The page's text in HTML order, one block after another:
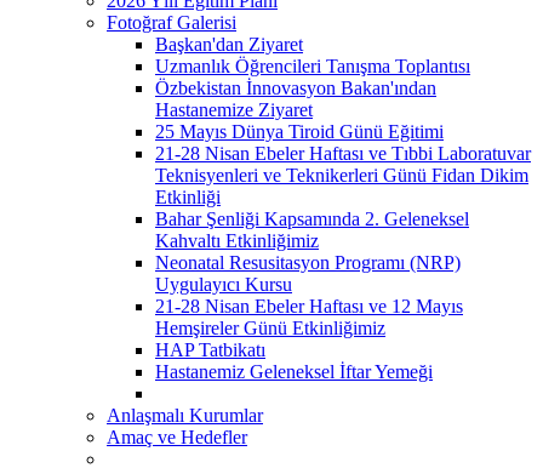
Fotoğraf Galerisi
Başkan'dan Ziyaret
Uzmanlık Öğrencileri Tanışma Toplantısı
Özbekistan İnnovasyon Bakan'ından
Hastanemize Ziyaret
25 Mayıs Dünya Tiroid Günü Eğitimi
21-28 Nisan Ebeler Haftası ve Tıbbi Laboratuvar
Teknisyenleri ve Teknikerleri Günü Fidan Dikim
Etkinliği
Bahar Şenliği Kapsamında 2. Geleneksel
Kahvaltı Etkinliğimiz
Neonatal Resusitasyon Programı (NRP)
Uygulayıcı Kursu
21-28 Nisan Ebeler Haftası ve 12 Mayıs
Hemşireler Günü Etkinliğimiz
HAP Tatbikatı
Hastanemiz Geleneksel İftar Yemeği
Anlaşmalı Kurumlar
Amaç ve Hedefler